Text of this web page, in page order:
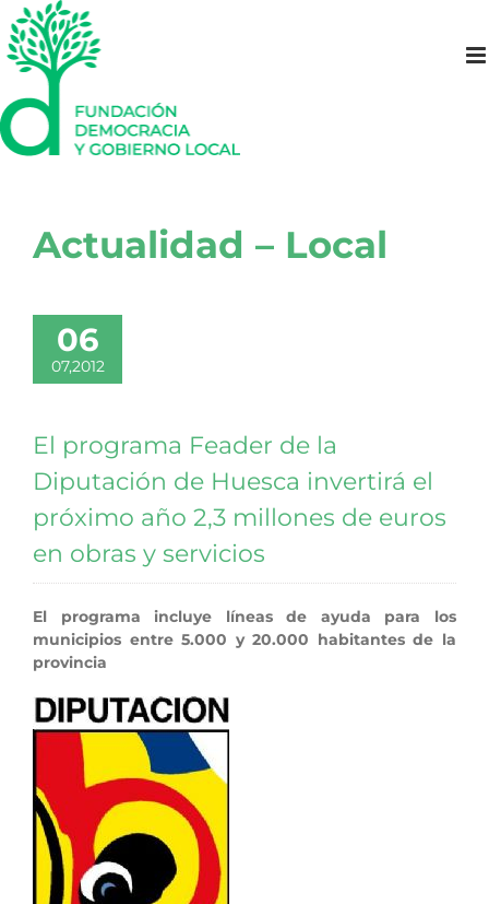
Saltar
al
contenido
Actualidad – Local
06
07,2012
El programa Feader de la
Diputación de Huesca invertirá el
próximo año 2,3 millones de euros
en obras y servicios
El programa incluye líneas de ayuda para los
municipios entre 5.000 y 20.000 habitantes de la
provincia